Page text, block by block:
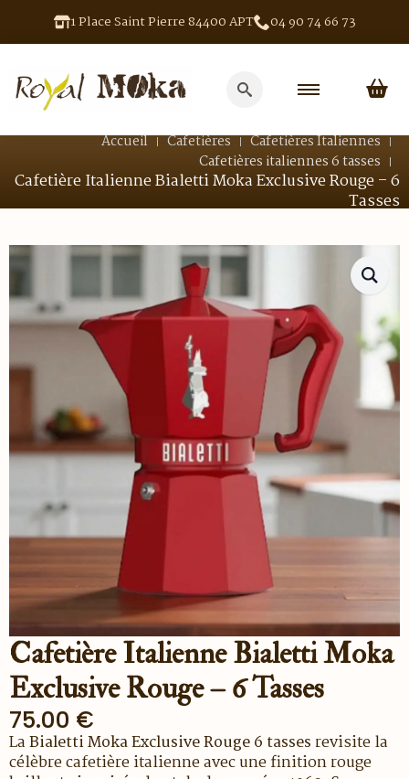
1 Place Saint Pierre 84400 APT 04 90 74 66 73
for:
Accueil Cafetières
Cafetières Italiennes
Cafetières italiennes 6 tasses
Cafetière Italienne Bialetti Moka Exclusive Rouge – 6
Tasses
Cafetière Italienne Bialetti Moka
Exclusive Rouge – 6 Tasses
75.00 €
LaBialetti Moka Exclusive Rouge 6 tassesrevisite la
célèbre cafetière italienne avec une finition rouge